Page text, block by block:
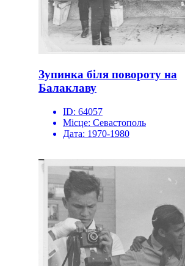
Зупинка біля повороту на
Балаклаву
ID: 64057
Місце: Севастополь
Дата: 1970-1980